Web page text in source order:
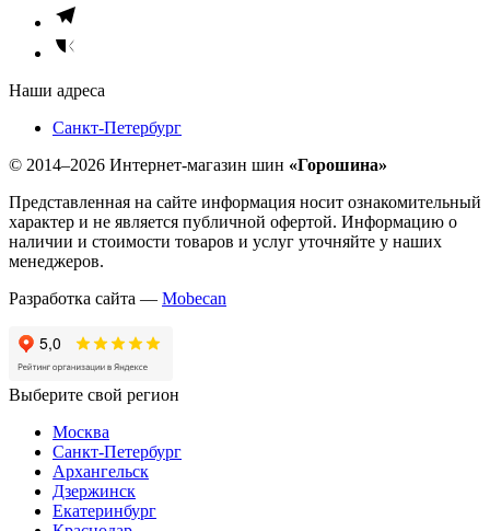
Наши адреса
Санкт-Петербург
© 2014–2026 Интернет-магазин шин «Горошина»
Представленная на сайте информация носит ознакомительный
характер и не является публичной офертой. Информацию о
наличии и стоимости товаров и услуг уточняйте у наших
менеджеров.
Разработка сайта — Mobecan
Выберите свой регион
Москва
Санкт-Петербург
Архангельск
Дзержинск
Екатеринбург